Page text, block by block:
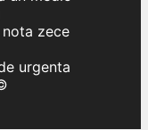
zece
urgenta